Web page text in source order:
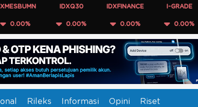
IDXQ30
0.00%
IDXFINANCE
0.00%
I-GRADE
0.00%
Rileks Informasi Opini Riset